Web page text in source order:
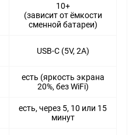
10+
(зависит от ёмкости
сменной батареи)
USB-C (5V, 2A)
есть (яркость экрана
20%, без WiFi)
есть, через 5, 10 или 15
минут